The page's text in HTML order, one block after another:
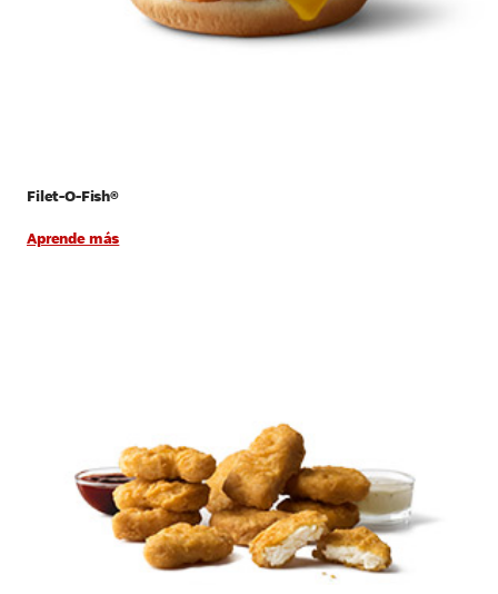
Filet-O-Fish®
Aprende más